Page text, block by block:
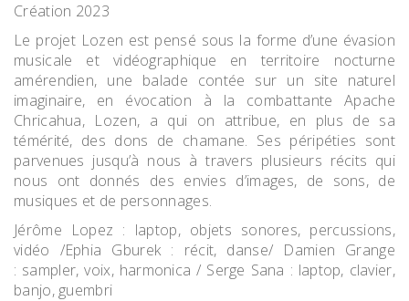
Création 2023
Le projet Lozen est pensé sous la forme d’une évasion
musicale et vidéographique en territoire nocturne
amérendien, une balade contée sur un site naturel
imaginaire, en évocation à la combattante Apache
Chricahua, Lozen, a qui on attribue, en plus de sa
témérité, des dons de chamane. Ses péripéties sont
parvenues jusqu’à nous à travers plusieurs récits qui
nous ont donnés des envies d’images, de sons, de
musiques et de personnages.
Jérôme Lopez : laptop, objets sonores, percussions,
vidéo /Ephia Gburek : récit, danse/ Damien Grange
: sampler, voix, harmonica / Serge Sana : laptop, clavier,
banjo, guembri